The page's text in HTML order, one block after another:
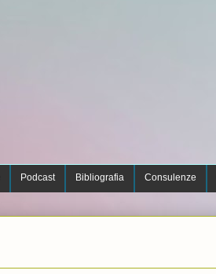
Podcast Bibliografia Consulenze